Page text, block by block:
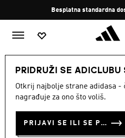
Besplatna standardna
PRIDRUŽI SE ADICLUBU
Otkrij najbolje strane adidasa
nagrađuje za ono što voliš.
PRIJAVI SE ILI SE PRIDRUŽI SADA
MODNE MARKE
TENISICE
€ 150.00